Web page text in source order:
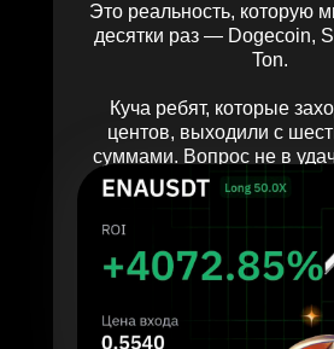
Это реальность, которую
десятки раз — Dogecoin,
Ton.
Куча ребят, которые
центов, выходили с
суммами. Вопрос не в
знал ли ты, куда смотреть и